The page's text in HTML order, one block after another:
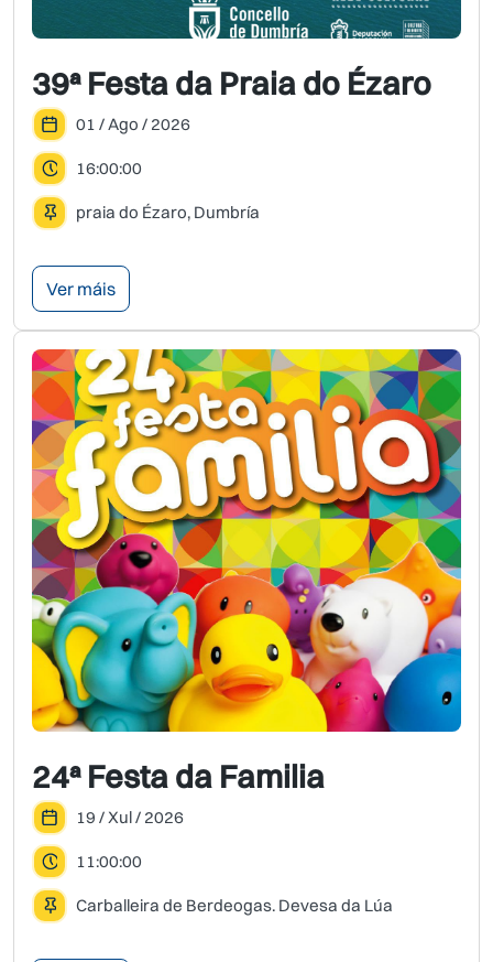
39ª Festa da Praia do Ézaro
01 / Ago / 2026
16:00:00
praia do Ézaro, Dumbría
Ver máis
24ª Festa da Familia
19 / Xul / 2026
11:00:00
Carballeira de Berdeogas. Devesa da Lúa